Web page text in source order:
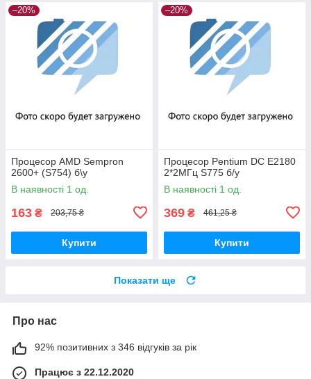
–20%
Процесор AMD Sempron
2600+ (S754) б\у
В наявності 1 од.
163 ₴ 203,75 ₴
Купити
–20%
Процесор Pentium DC E2180
2*2МГц S775 б/у
В наявності 1 од.
369 ₴ 461,25 ₴
Купити
Показати ще
Про нас
92% позитивних з 346 відгуків за рік
Працює з 22.12.2020